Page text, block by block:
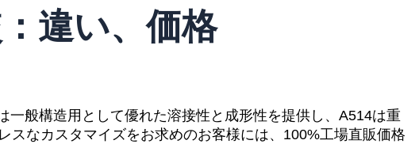
違い、価格
般構造用として優れた溶接性と成形性を提供し、A514は重
なカスタマイズをお求めのお客様には、100%工場直販価格